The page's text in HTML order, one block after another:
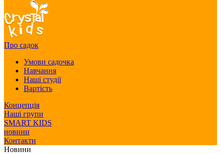
Про садок
Умови садочка
Навчання
Наші студії
Вартість
Концепція
Наші групи
SMART KIDS
новини
Контакти
Новини